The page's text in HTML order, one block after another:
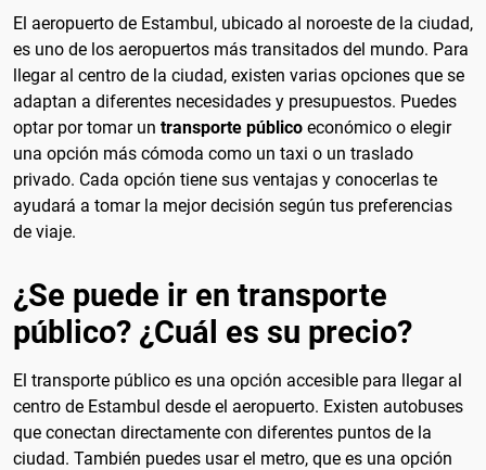
El aeropuerto de Estambul, ubicado al noroeste de la ciudad,
es uno de los aeropuertos más transitados del mundo. Para
llegar al centro de la ciudad, existen varias opciones que se
adaptan a diferentes necesidades y presupuestos. Puedes
optar por tomar un transporte público económico o elegir
una opción más cómoda como un taxi o un traslado
privado. Cada opción tiene sus ventajas y conocerlas te
ayudará a tomar la mejor decisión según tus preferencias
de viaje.
¿Se puede ir en transporte
público? ¿Cuál es su precio?
El transporte público es una opción accesible para llegar al
centro de Estambul desde el aeropuerto. Existen autobuses
que conectan directamente con diferentes puntos de la
ciudad. También puedes usar el metro, que es una opción